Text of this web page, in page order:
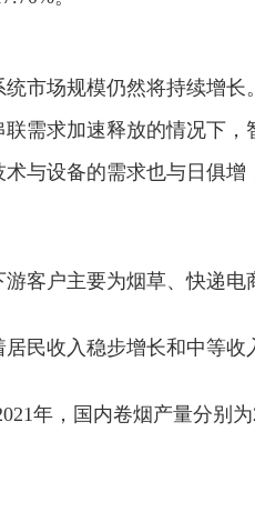
市场规模仍然将持续增
需求加速释放的情况下
与设备的需求也与日俱
客户主要为烟草、快递电
民收入稳步增长和中等收
年，国内卷烟产量分别